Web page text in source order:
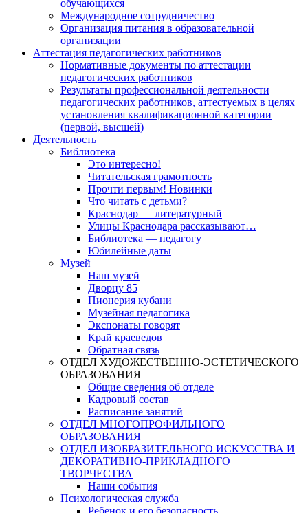
обучающихся
Международное сотрудничество
Организация питания в образовательной
организации
Аттестация педагогических работников
Нормативные документы по аттестации
педагогических работников
Результаты профессиональной деятельности
педагогических работников, аттестуемых в целях
установления квалификационной категории
(первой, высшей)
Деятельность
Библиотека
Это интересно!
Читательская грамотность
Прочти первым! Новинки
Что читать с детьми?
Краснодар — литературный
Улицы Краснодара рассказывают…
Библиотека — педагогу
Юбилейные даты
Музей
Наш музей
Дворцу 85
Пионерия кубани
Музейная педагогика
Экспонаты говорят
Край краеведов
Обратная связь
ОТДЕЛ ХУДОЖЕСТВЕННО-ЭСТЕТИЧЕСКОГО
ОБРАЗОВАНИЯ
Общие сведения об отделе
Кадровый состав
Расписание занятий
ОТДЕЛ МНОГОПРОФИЛЬНОГО
ОБРАЗОВАНИЯ
ОТДЕЛ ИЗОБРАЗИТЕЛЬНОГО ИСКУССТВА И
ДЕКОРАТИВНО-ПРИКЛАДНОГО
ТВОРЧЕСТВА
Наши события
Психологическая служба
Ребенок и его безопасность